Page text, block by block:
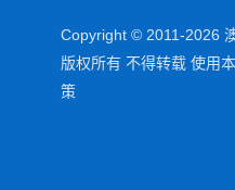
Copyright © 2011-2026
版权所有 不得转载 使用
策